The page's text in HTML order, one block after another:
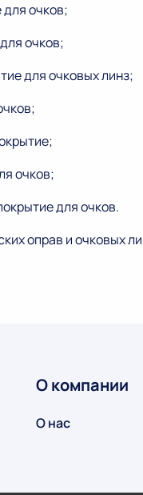
очков;
очков;
для очковых линз;
очков;
для очков.
оправ и очковых
О компании
О нас